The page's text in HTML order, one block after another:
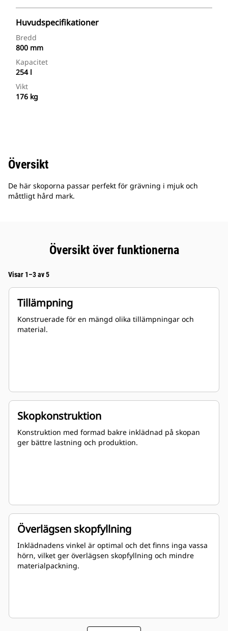
Huvudspecifikationer
Bredd
800 mm
Kapacitet
254 l
Vikt
176 kg
Översikt
De här skoporna passar perfekt för grävning i mjuk och
måttligt hård mark.
Översikt över funktionerna
Visar 1–3 av 5
Tillämpning
Konstruerade för en mängd olika tillämpningar och
material.
Skopkonstruktion
Konstruktion med formad bakre inklädnad på skopan
ger bättre lastning och produktion.
Överlägsen skopfyllning
Inklädnadens vinkel är optimal och det finns inga vassa
hörn, vilket ger överlägsen skopfyllning och mindre
materialpackning.